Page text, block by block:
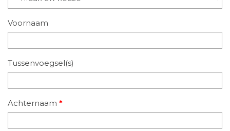
Voornaam
Tussenvoegsel(s)
Achternaam *